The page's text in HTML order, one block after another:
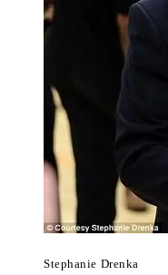
Stephanie Drenka